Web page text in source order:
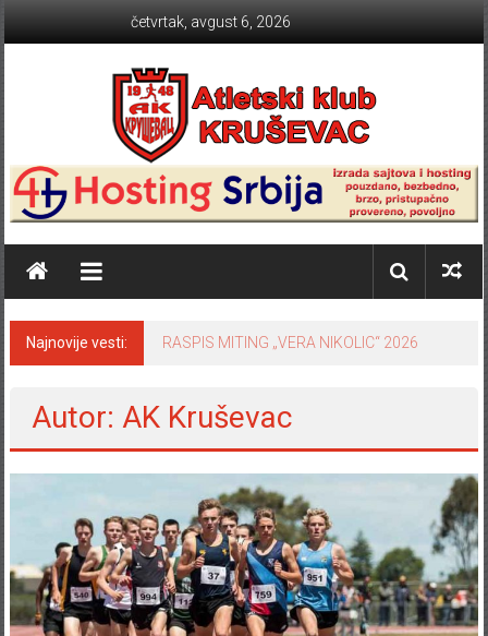
četvrtak, avgust 6, 2026
Atletski klub KRUŠEVAC
Najnovije vesti: RASPIS MITING „VERA NIKOLIC“ 2026
Autor: AK Kruševac